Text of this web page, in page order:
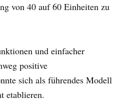
von 40 auf 60 Einheiten zu
und einfacher
positive
sich als führendes Modell
etablieren.